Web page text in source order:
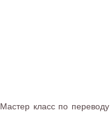
Мастер класс по